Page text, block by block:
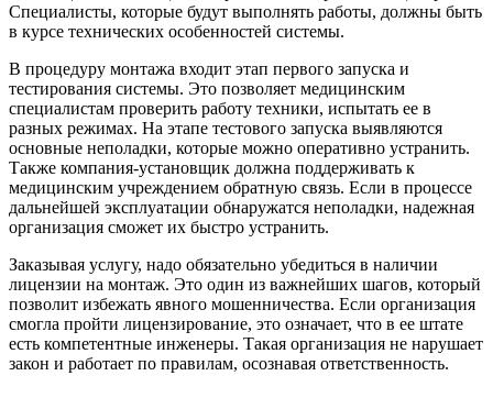
Специалисты, которые будут выполнять работы, должны быть
в курсе технических особенностей системы.
В процедуру монтажа входит этап первого запуска и
тестирования системы. Это позволяет медицинским
специалистам проверить работу техники, испытать ее в
разных режимах. На этапе тестового запуска выявляются
основные неполадки, которые можно оперативно устранить.
Также компания-установщик должна поддерживать к
медицинским учреждением обратную связь. Если в процессе
дальнейшей эксплуатации обнаружатся неполадки, надежная
организация сможет их быстро устранить.
Заказывая услугу, надо обязательно убедиться в наличии
лицензии на монтаж. Это один из важнейших шагов, который
позволит избежать явного мошенничества. Если организация
смогла пройти лицензирование, это означает, что в ее штате
есть компетентные инженеры. Такая организация не нарушает
закон и работает по правилам, осознавая ответственность.